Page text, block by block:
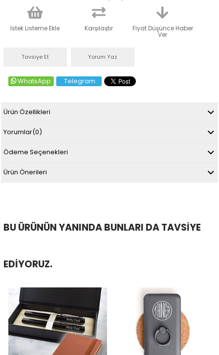
İstek Listeme Ekle Karşılaştır Fiyat Düşünce Haber
Ver
Tavsiye Et Yorum Yaz
WhatsApp Telegram
Ürün Özellikleri
Yorumlar(0)
Ödeme Seçenekleri
Ürün Önerileri
BU ÜRÜNÜN YANINDA BUNLARI DA TAVSIYE
EDIYORUZ.